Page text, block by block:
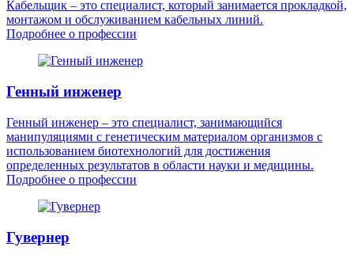
Кабельщик – это специалист, который занимается прокладкой,
монтажом и обслуживанием кабельных линий.
Подробнее о профессии
Генный инженер
Генный инженер – это специалист, занимающийся
манипуляциями с генетическим материалом организмов с
использованием биотехнологий для достижения
определенных результатов в области науки и медицины.
Подробнее о профессии
Гувернер